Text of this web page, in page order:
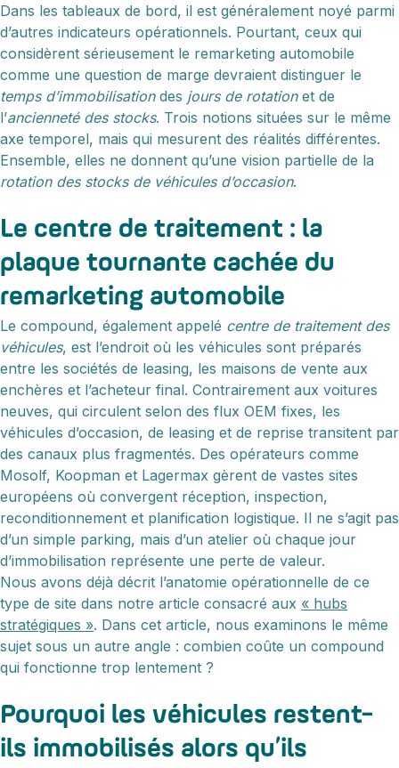
Dans les tableaux de bord, il est généralement noyé parmi
d’autres indicateurs opérationnels. Pourtant, ceux qui
considèrent sérieusement le remarketing automobile
comme une question de marge devraient distinguer le
temps d’immobilisationdes jours de rotationet de
l’ancienneté des stocks. Trois notions situées sur le même
axe temporel, mais qui mesurent des réalités différentes.
Ensemble, elles ne donnent qu’une vision partielle de la
rotation des stocks de véhicules d’occasion.
Le centre de traitement : la
plaque tournante cachée du
remarketing automobile
Le compound, également appelé centre de traitement des
véhicules, est l’endroit où les véhicules sont préparés
entre les sociétés de leasing, les maisons de vente aux
enchères et l’acheteur final. Contrairement aux voitures
neuves, qui circulent selon des flux OEM fixes, les
véhicules d’occasion, de leasing et de reprise transitent par
des canaux plus fragmentés. Des opérateurs comme
Mosolf, Koopman et Lagermax gèrent de vastes sites
européens où convergent réception, inspection,
reconditionnement et planification logistique. Il ne s’agit pas
d’un simple parking, mais d’un atelier où chaque jour
d’immobilisation représente une perte de valeur.
Nous avons déjà décrit l’anatomie opérationnelle de ce
type de site dans notre article consacré aux « hubs
stratégiques ». Dans cet article, nous examinons le même
sujet sous un autre angle : combien coûte un compound
qui fonctionne trop lentement ?
Pourquoi les véhicules restent-
ils immobilisés alors qu’ils